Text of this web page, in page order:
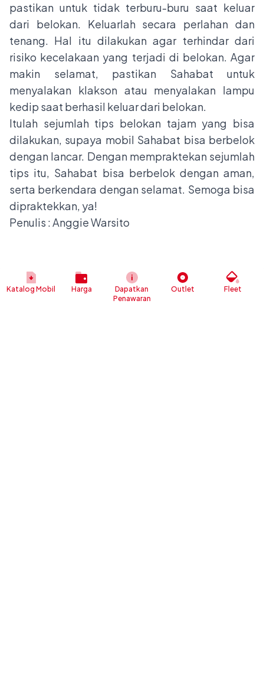
pastikan untuk tidak terburu-buru saat keluar
dari belokan. Keluarlah secara perlahan dan
tenang. Hal itu dilakukan agar terhindar dari
risiko kecelakaan yang terjadi di belokan. Agar
makin selamat, pastikan Sahabat untuk
menyalakan klakson atau menyalakan lampu
kedip saat berhasil keluar dari belokan.
Itulah sejumlah tips belokan tajam yang bisa
dilakukan, supaya mobil Sahabat bisa berbelok
dengan lancar. Dengan mempraktekan sejumlah
tips itu, Sahabat bisa berbelok dengan aman,
serta berkendara dengan selamat. Semoga bisa
dipraktekkan, ya!
Penulis : Anggie Warsito
Katalog Mobil Harga
Dapatkan
Penawaran
Outlet Fleet